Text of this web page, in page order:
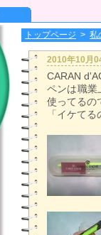
トップページ > 私
2010年10月
CARAN
ペンは職業
使ってるの
「イケて